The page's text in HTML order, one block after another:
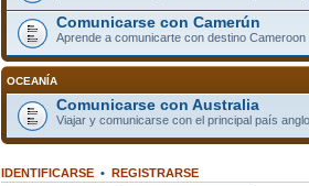
Comunicarse con Camerún
Aprende a comunicarte con destino Cameroon
OCEANÍA
Comunicarse con Australia
Viajar y comunicarse con el principal país
IDENTIFICARSE• REGISTRARSE